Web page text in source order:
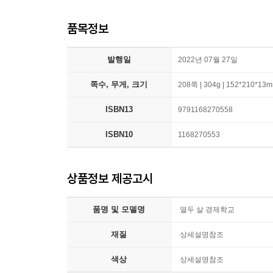
품목정보
발행일 2022년 07월 27일
쪽수, 무게, 크기 208쪽 | 304g |
ISBN13 9791168270558
ISBN10 1168270553
상품정보 제공고시
품명 및 모델명 열두 살 경제학교
재질 상세설명참조
색상 상세설명참조